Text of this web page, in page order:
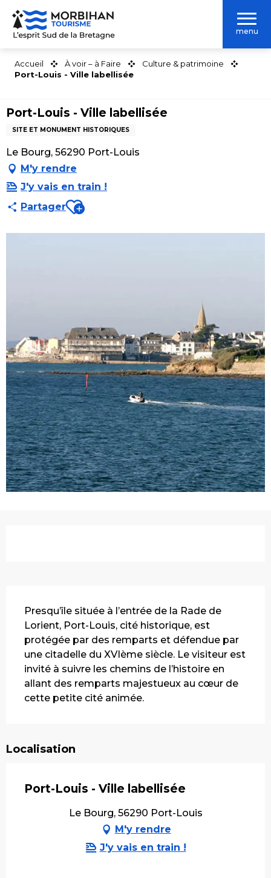
Aller
contenu
menu
Accueil À voir – à Faire
Culture & patrimoine
Port-Louis - Ville labellisée
Port-Louis - Ville labellisée
SITE ET MONUMENT HISTORIQUES
Le Bourg, 56290 Port-Louis
M'y rendre
J'y vais en train !
PartagerAjouter aux favoris
Presqu’île située à l’entrée de la Rade de
Lorient, Port-Louis, cité historique, est
protégée par des remparts et défendue par
une citadelle du XVIème siècle. Le visiteur est
invité à suivre les chemins de l’histoire en
allant des remparts majestueux au cœur de
cette petite cité animée.
Localisation
Port-Louis - Ville labellisée
Le Bourg, 56290 Port-Louis
M'y rendre
J'y vais en train !